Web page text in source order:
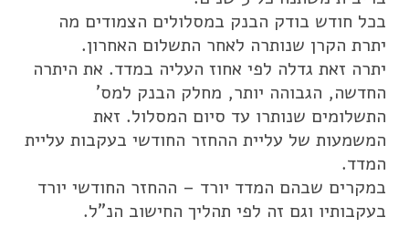
בכל חודש בודק הבנק במסלולים הצמודים מה
יתרת הקרן שנותרה לאחר התשלום האחרון.
יתרה זאת גדלה לפי אחוז העליה במדד. את היתרה
החדשה, הגבוהה יותר, מחלק הבנק למס'
התשלומים שנותרו עד סיום המסלול. זאת
המשמעות של עליית ההחזר החודשי בעקבות עליית
המדד.
במקרים שבהם המדד יורד – ההחזר החודשי יורד
בעקבותיו וגם זה לפי תהליך החישוב הנ"ל.